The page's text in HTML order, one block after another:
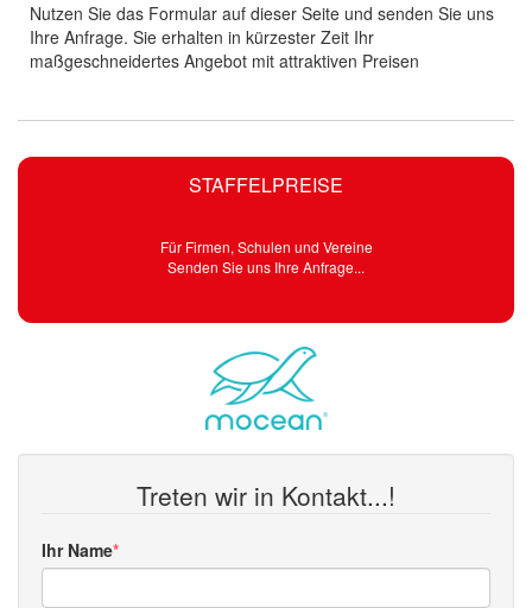
STAFFELPREISE
Für Firmen, Schulen und Vereine
Senden Sie uns Ihre Anfrage...
Treten wir in Kontakt...!
Ihr Name
Nutzen Sie das Formular auf dieser Seite und senden Sie uns
Ihre Anfrage. Sie erhalten in kürzester Zeit Ihr
maßgeschneidertes Angebot mit attraktiven Preisen